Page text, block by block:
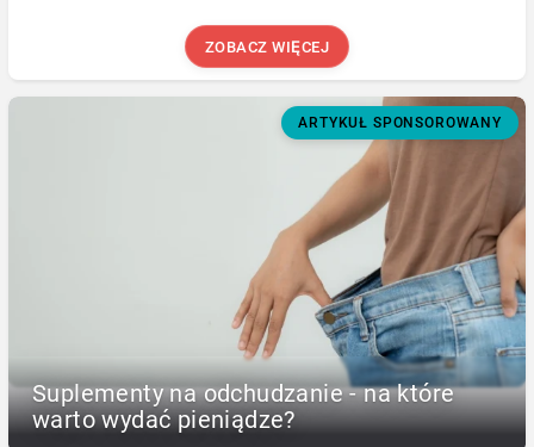
ZOBACZ WIĘCEJ
ARTYKUŁ SPONSOROWANY
Suplementy na odchudzanie - na które
warto wydać pieniądze?